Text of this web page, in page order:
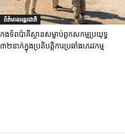
ព័ត៌មានអន្តរជាតិ
កងទ័ពប៉ាគីស្ថានសម្លាប់ពួកសកម្មប្រយុទ្ធ
៣២នាក់ក្នុងប្រតិបត្តិការប្រឆាំងភេរវកម្ម